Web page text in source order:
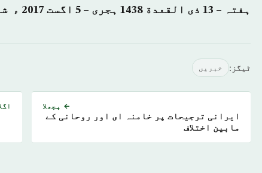
ہفتہ – 13 ذی القعدة 1438 ہجری – 5 اگست 2017 ء شمارہ نمبر: (14130)
ٹیگز: خبريں
← پچھلا
ایرانی ترجیحات پر خامنہ ای اور روحانی کے
مابین اختلاف